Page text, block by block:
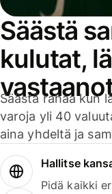
Säästä
kulutat,
Säästä rahaa kun
varoja yli 40
aina yhdeltä ja
Hallitse
Pidä kaikki